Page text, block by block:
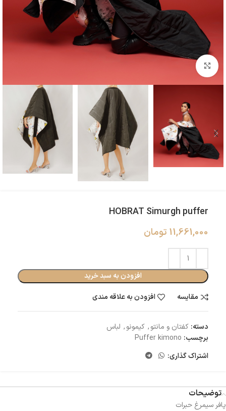
بزرگنمایی تصویر
HOBRAT Simurgh puffer
11,661,000 تومان
افزودن به سبد خرید
مقایسه
افزودن به علاقه مندی
دسته: کفتان و مانتو, کیمونو, لباس
برچسب: Puffer kimono
اشتراک گذاری:
توضیحات
پافر سیمرغ حبرات